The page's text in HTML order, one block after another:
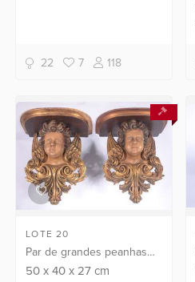
mármore.
22 7 118
LOTE 20
Par de grandes peanhas
de madeira ricamente
50x 40x 27cm